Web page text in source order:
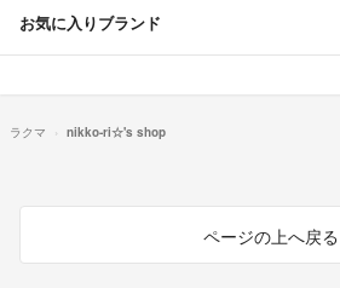
お気に入りブランド
ラクマ nikko-ri☆'s shop
ページの上へ戻る